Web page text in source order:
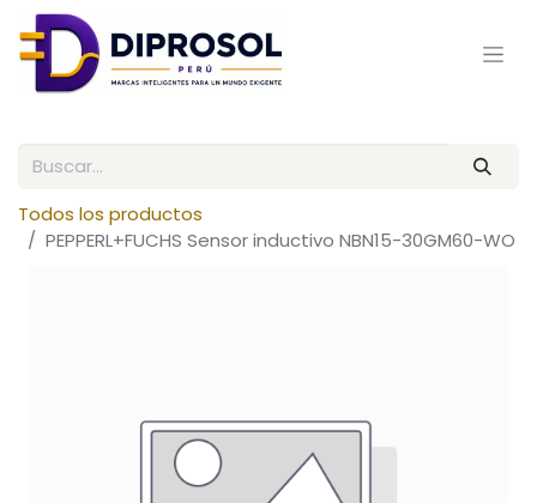
Todos los productos
PEPPERL+FUCHS Sensor inductivo NBN15-30GM60-WO